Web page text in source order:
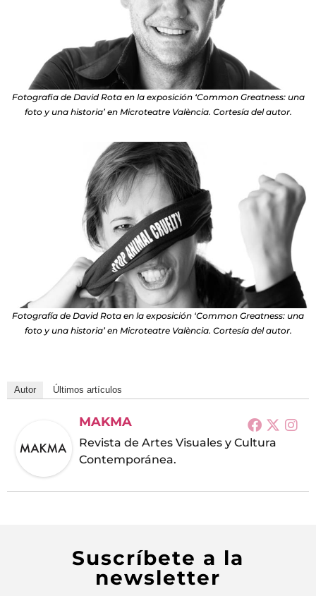
Fotografia de David Rota en la exposición ‘Common Greatness: una
foto y una historia’ en Microteatre València. Cortesía del autor.
Fotografía de David Rota en la exposición ‘Common Greatness: una
foto y una historia’ en Microteatre València. Cortesía del autor.
Autor Últimos artículos
MAKMA
Revista de Artes Visuales y Cultura
Contemporánea.
Suscríbete a la
newsletter